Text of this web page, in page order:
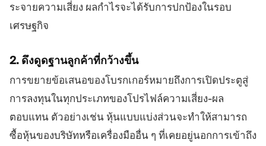
ระจายความเสี่ยง ผลกำไรจะได้รับการปกป้องในรอบ
เศรษฐกิจ
2. ดึงดูดฐานลูกค้าที่กว้างขึ้น
การขยายข้อเสนอของโบรกเกอร์หมายถึงการเปิดประตูสู่
การลงทุนในทุกประเภทของโปรไฟล์ความเสี่ยง-ผล
ตอบแทน ตัวอย่างเช่น หุ้นแบบแบ่งส่วนจะทำให้สามารถ
ซื้อหุ้นของบริษัทหรือเครื่องมืออื่น ๆ ที่เคยอยู่นอกการเข้าถึง